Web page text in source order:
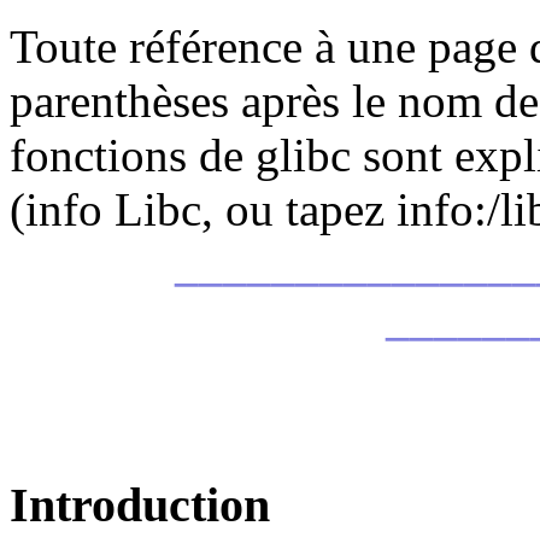
Toute référence à une page
parenthèses après le nom
fonctions de glibc sont
(info Libc, ou tapez info:/
Introduction